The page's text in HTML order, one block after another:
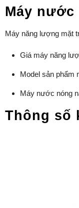
Máy nước
Máy năng lượng mặt
Giá máy năng
Model sản phẩm
Máy nước nóng
Thông số